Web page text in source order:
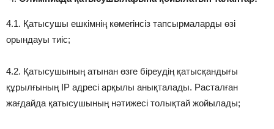
4.1. Қатысушы ешкімнің көмегінсіз тапсырмаларды өзі
орындауы тиіс;
4.2. Қатысушының атынан өзге біреудің қатысқандығы
құрылғының IP адресі арқылы анықталады. Расталған
жағдайда қатысушының нәтижесі толықтай жойылады;